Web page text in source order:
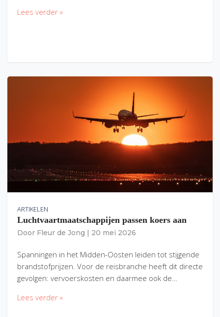
Lees verder »
ARTIKELEN
Luchtvaartmaatschappijen passen koers aan
Door Fleur de Jong 20 mei 2026
Spanningen in het Midden-Oosten leiden tot stijgende
brandstofprijzen. Voor de reisbranche heeft dit directe
gevolgen: vervoerskosten en daarmee ook de…
Lees verder »